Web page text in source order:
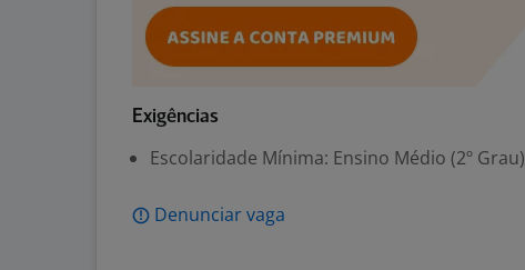
Exigências
Escolaridade Mínima: Ensino Médio (2º Grau)
Denunciar vaga